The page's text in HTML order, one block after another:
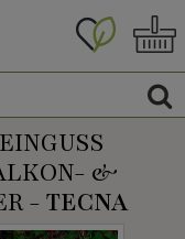
&
- TECNA